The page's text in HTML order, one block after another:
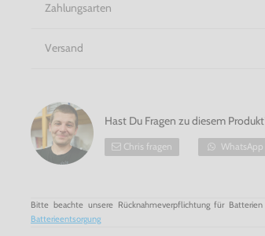
Zahlungsarten
Versand
Hast Du Fragen zu diesem
Chris fragen WhatsApp
Bitte beachte unsere Rücknahmeverpflichtung für
Batterieentsorgung